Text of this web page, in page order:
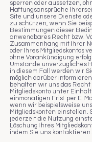
sperren oder aussetzen,
Haftungsansprüche
Site und unsere Dienste
zu schützen, wenn Sie
Bestimmungen dieser
anwendbares Recht bzw.
Zusammenhang mit Ihrer
oder Ihres Mitgliedskontos
ohne Vorankündigung
Umstände unverzügliches
in diesem Fall werden wir
möglich darüber
behalten wir uns das Recht
Mitgliedskonto unter
einmonatigen Frist per E-
wenn wir beispielsweise
Mitgliedskonten einstellen.
jederzeit die Nutzung
Löschung Ihres
indem Sie uns kontaktieren.